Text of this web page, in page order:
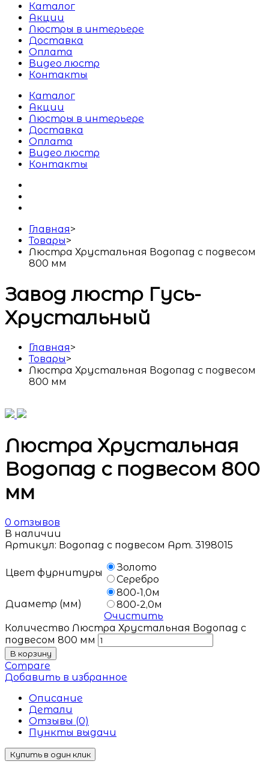
Каталог
Акции
Люстры в интерьере
Доставка
Оплата
Видео люстр
Контакты
Каталог
Акции
Люстры в интерьере
Доставка
Оплата
Видео люстр
Контакты
Главная>
Товары>
Люстра Хрустальная Водопад с подвесом
800 мм
Завод люстр Гусь-
Хрустальный
Главная>
Товары>
Люстра Хрустальная Водопад с подвесом
800 мм
Люстра Хрустальная
Водопад с подвесом 800
мм
0 отзывов
В наличии
Артикул: Водопад с подвесом Арт. 3198015
Цвет фурнитуры
Золото
Серебро
Диаметр (мм)
800-1,0м
800-2,0м
Очистить
Количество Люстра Хрустальная Водопад с
подвесом 800 мм
В корзину
Compare
Добавить в избранное
Описание
Детали
Отзывы (0)
Пункты выдачи
Купить в один клик